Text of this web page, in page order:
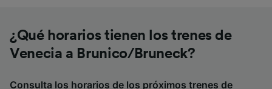
¿Qué horarios tienen los trenes de
Venecia a Brunico/Bruneck?
Consulta los horarios de los próximos trenes de